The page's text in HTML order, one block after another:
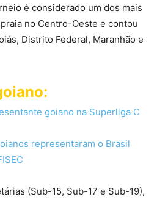
é considerado um dos mais
no Centro-Oeste e contou
Distrito Federal, Maranhão e
goiano na Superliga C
representaram o Brasil
(Sub-15, Sub-17 e Sub-19),